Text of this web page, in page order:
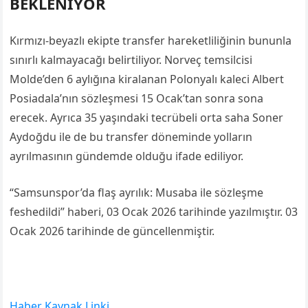
Kırmızı-beyazlı ekipte transfer hareketliliğinin bununla
sınırlı kalmayacağı belirtiliyor. Norveç temsilcisi
Molde’den 6 aylığına kiralanan Polonyalı kaleci Albert
Posiadala’nın sözleşmesi 15 Ocak’tan sonra sona
erecek. Ayrıca 35 yaşındaki tecrübeli orta saha Soner
Aydoğdu ile de bu transfer döneminde yolların
ayrılmasının gündemde olduğu ifade ediliyor.
“Samsunspor’da flaş ayrılık: Musaba ile sözleşme
feshedildi” haberi, 03 Ocak 2026 tarihinde yazılmıştır. 03
Ocak 2026 tarihinde de güncellenmiştir.